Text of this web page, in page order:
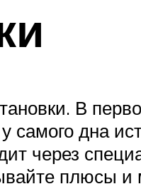
В
самого дна
через
плюсы и